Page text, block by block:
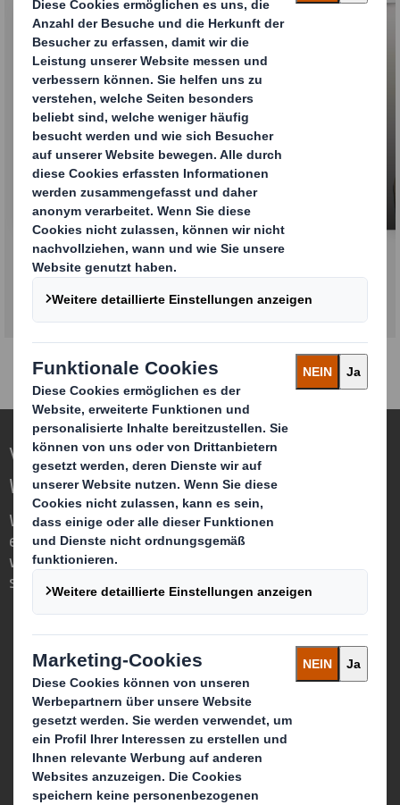
Lebensmittelverpackungen
Verpackungen für eine sich verändernde
Welt neu definieren
Wir sind anders, weil wir die Chance
erkennen, dass Verpackungen eine
wichtige Rolle in der Welt um uns herum
spielen können.
Wer wir sind
Über DS Smith
Über International Paper
Über unseren Zusammenschluss
Nachhaltigkeit